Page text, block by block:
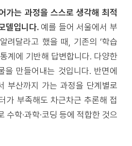
가는 과정을 스스로 생각해 최적
델입니다. 예를 들어 서울에서 부
려달라고 했을 때, 기존의 ‘학습
계에 기반해 답변합니다. 다양한
을 만들어내는 것입니다. 반면에
부산까지 가는 과정을 단계별로
가 부족해도 차근차근 추론해 접
수학·과학·코딩 등에 적합한 것으